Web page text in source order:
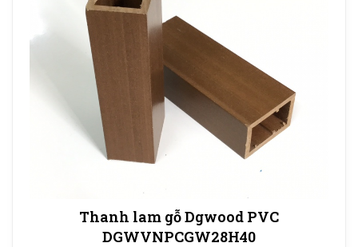
Thanh lam gỗ Dgwood PVC
DGWVNPCGW28H40